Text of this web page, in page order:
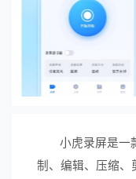
小虎录屏是一
制、编辑、压缩、